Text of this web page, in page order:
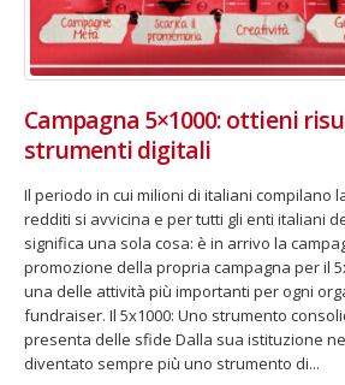
Campagna 5×1000: ottieni
strumenti digitali
Il periodo in cui milioni di italiani compilano
redditi si avvicina e per tutti gli enti italiani
significa una sola cosa: è in arrivo la
promozione della propria campagna per il
una delle attività più importanti per ogni
fundraiser. Il 5x1000: Uno strumento
presenta delle sfide Dalla sua istituzione
diventato sempre più uno strumento di...